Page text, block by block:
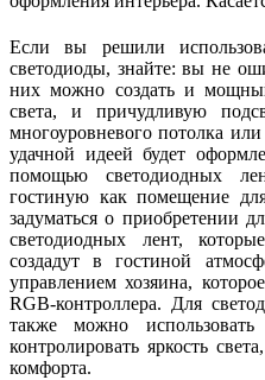
Если вы решили
светодиоды, знайте: вы не
них можно создать и
света, и причудливую
многоуровневого потолка
удачной идеей будет
помощью светодиодных
гостиную как помещение
задуматься о приобретении
светодиодных лент,
создадут в гостиной
управлением хозяина,
RGB-контроллера. Для
также можно
контролировать яркость
комфорта.